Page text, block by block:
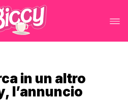
in un altro
l’annuncio